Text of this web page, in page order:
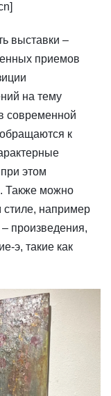
выставки –
приемов
на тему
современной
к
этом
Также можно
стиле, например
произведения,
э, такие как